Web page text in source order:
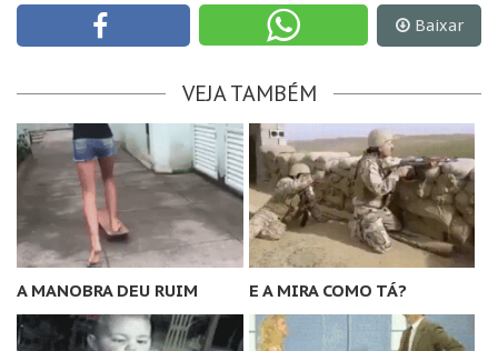
Baixar
VEJA TAMBÉM
A MANOBRA DEU RUIM E A MIRA COMO TÁ?